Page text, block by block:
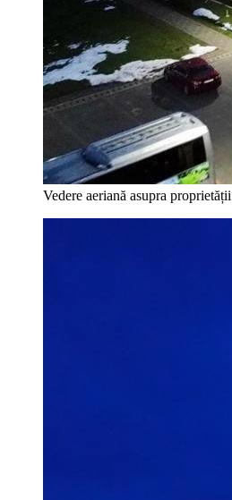
Vedere aeriană asupra proprietății